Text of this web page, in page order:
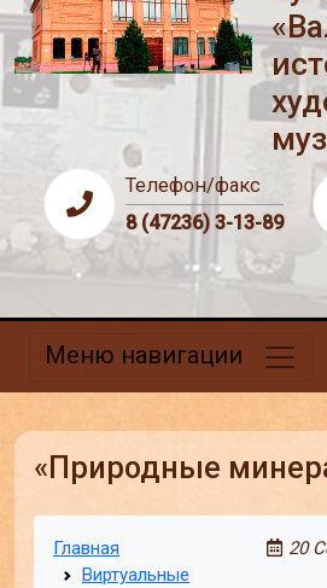
Телефон/факс
8 (47236) 3-13-89
Меню навигации
«Природные
Главная
Виртуальные
20